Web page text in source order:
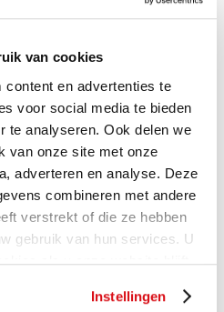
van cookies
en advertenties te
voor social media te bieden
te analyseren. Ook delen we
van onze site met onze
adverteren en analyse. Deze
combineren met andere
verstrekt of die ze hebben
gebruik van hun services. U
als u onze website blijft
Instellingen